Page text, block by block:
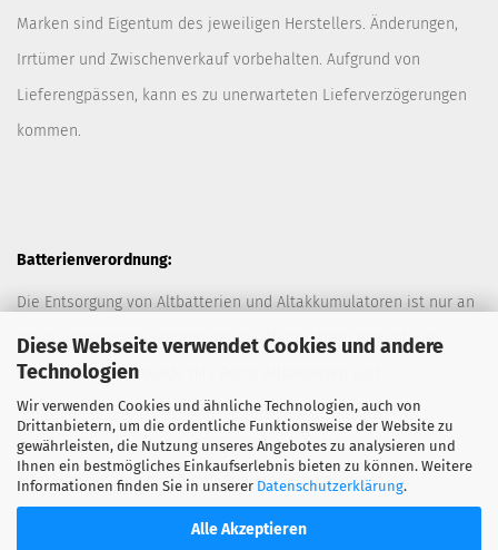
Diese Webseite verwendet Cookies und andere
Technologien
Wir verwenden Cookies und ähnliche Technologien, auch von
Drittanbietern, um die ordentliche Funktionsweise der Website zu
gewährleisten, die Nutzung unseres Angebotes zu analysieren und
Ihnen ein bestmögliches Einkaufserlebnis bieten zu können. Weitere
Informationen finden Sie in unserer Datenschutzerklärung.
Alle Akzeptieren
Marken sind Eigentum des jeweiligen Herstellers. Änderungen,
Irrtümer und Zwischenverkauf vorbehalten. Aufgrund von
Lieferengpässen, kann es zu unerwarteten Lieferverzögerungen
kommen.
Batterienverordnung:
Die Entsorgung von Altbatterien und Altakkumulatoren ist nur an
davor vorgesehen Sammelstellen (Müllplätzen) erlaubt. Des
Weiteren hat der Kunde das Recht Altbatterien und
Altakkumulatoren ausreichend frankiert an den Anbieter
zurückzuschicken. Die Entsorgung der Altbatterien und
Altakkumulatoren durch den Anbieter erfolgt kostenlos.